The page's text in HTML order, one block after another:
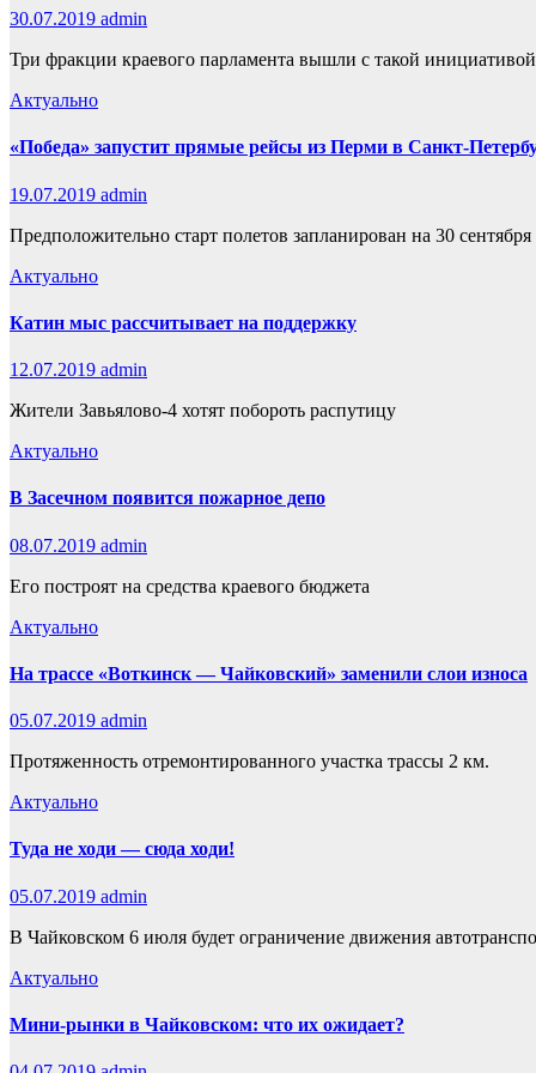
30.07.2019 admin
Три фракции краевого парламента вышли с такой инициативой
Актуально
«Победа» запустит прямые рейсы из Перми в Санкт-
19.07.2019 admin
Предположительно старт полетов запланирован на 30 сентября
Актуально
Катин мыс рассчитывает на поддержку
12.07.2019 admin
Жители Завьялово-4 хотят побороть распутицу
Актуально
В Засечном появится пожарное депо
08.07.2019 admin
Его построят на средства краевого бюджета
Актуально
На трассе «Воткинск — Чайковский» заменили слои износа
05.07.2019 admin
Протяженность отремонтированного участка трассы 2 км.
Актуально
Туда не ходи — сюда ходи!
05.07.2019 admin
В Чайковском 6 июля будет ограничение движения
Актуально
Мини-рынки в Чайковском: что их ожидает?